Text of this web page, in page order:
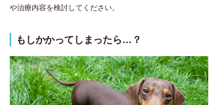
や治療内容を検討してください。
もしかかってしまったら…？